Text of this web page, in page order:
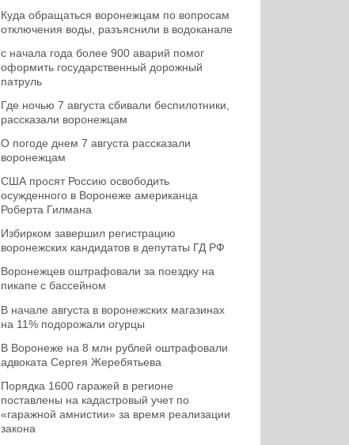
Куда обращаться воронежцам по вопросам
отключения воды, разъяснили в водоканале
с начала года более 900 аварий помог
оформить государственный дорожный
патруль
Где ночью 7 августа сбивали беспилотники,
рассказали воронежцам
О погоде днем 7 августа рассказали
воронежцам
США просят Россию освободить
осужденного в Воронеже американца
Роберта Гилмана
Избирком завершил регистрацию
воронежских кандидатов в депутаты ГД РФ
Воронежцев оштрафовали за поездку на
пикапе с бассейном
В начале августа в воронежских магазинах
на 11% подорожали огурцы
В Воронеже на 8 млн рублей оштрафовали
адвоката Сергея Жеребятьева
Порядка 1600 гаражей в регионе
поставлены на кадастровый учет по
«гаражной амнистии» за время реализации
закона